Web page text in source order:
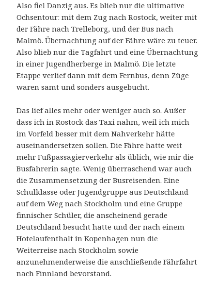
Also fiel Danzig aus. Es blieb nur die ultimative
Ochsentour: mit dem Zug nach Rostock, weiter mit
der Fähre nach Trelleborg, und der Bus nach
Malmö. Übernachtung auf der Fähre wäre zu teuer.
Also blieb nur die Tagfahrt und eine Übernachtung
in einer Jugendherberge in Malmö. Die letzte
Etappe verlief dann mit dem Fernbus, denn Züge
waren samt und sonders ausgebucht.
Das lief alles mehr oder weniger auch so. Außer
dass ich in Rostock das Taxi nahm, weil ich mich
im Vorfeld besser mit dem Nahverkehr hätte
auseinandersetzen sollen. Die Fähre hatte weit
mehr Fußpassagierverkehr als üblich, wie mir die
Busfahrerin sagte. Wenig überraschend war auch
die Zusammensetzung der Busreisenden. Eine
Schulklasse oder Jugendgruppe aus Deutschland
auf dem Weg nach Stockholm und eine Gruppe
finnischer Schüler, die anscheinend gerade
Deutschland besucht hatte und der nach einem
Hotelaufenthalt in Kopenhagen nun die
Weiterreise nach Stockholm sowie
anzunehmenderweise die anschließende Fährfahrt
nach Finnland bevorstand.